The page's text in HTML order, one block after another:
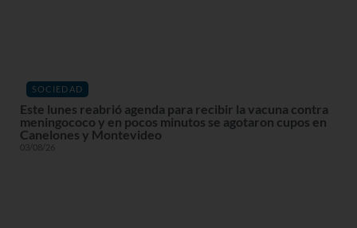
SOCIEDAD
Este lunes reabrió agenda para recibir la vacuna contra
meningococo y en pocos minutos se agotaron cupos en
Canelones y Montevideo
03/08/26